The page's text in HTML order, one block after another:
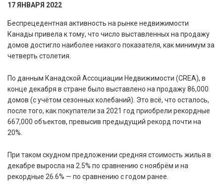
17 ЯНВАРЯ 2022
Беспрецедентная активность на рынке недвижимости
Канады привела к тому, что число выставленных на продажу
домов достигло наиболее низкого показателя, как минимум за
четверть столетия.
По данным Канадской Ассоциации Недвижимости (CREA), в
конце декабря в стране было выставлено на продажу 86,000
домов (с учётом сезонных колебаний). Это всё, что осталось,
после того, как покупатели за 2021 год приобрели рекордные
667,000 объектов, превысив предыдущий рекорд почти на
20%.
При таком скудном предложении средняя стоимость жилья в
декабре выросла на 2.5% по сравнению с ноябрём и на
рекордные 26.6% — по сравнению с годом ранее.